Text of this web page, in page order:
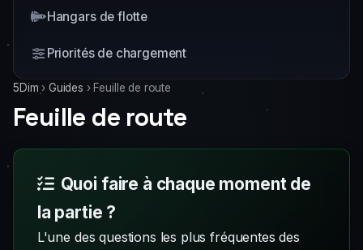
Hangars de flotte
Priorités de chargement
5Dim › Guides › Feuille de route
Feuille de route
Quoi faire à chaque moment de
la partie ?
L'une des questions les plus fréquentes des